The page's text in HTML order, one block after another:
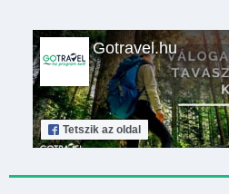
Gotravel.hu
Tetszik az oldal